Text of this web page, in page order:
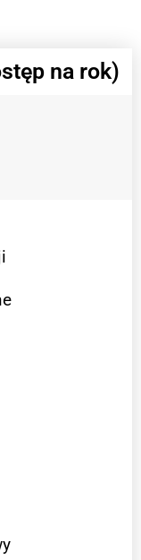
na rok)